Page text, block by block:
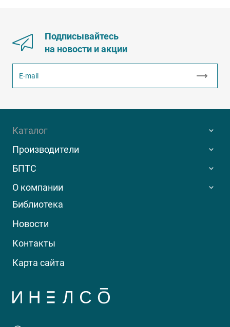
Подписывайтесь
на новости и акции
Каталог
Производители
БПТС
О компании
Библиотека
Новости
Контакты
Карта сайта